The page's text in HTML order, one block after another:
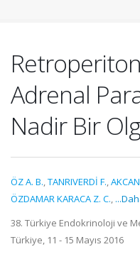
Adrenal
Nadir Bir
ÖZ A. B.,TANRIVERDİ F.,
ÖZDAMAR KARACA Z. C.,
38. Türkiye Endokrinoloji ve
Türkiye, 11 - 15 Mayıs 2016